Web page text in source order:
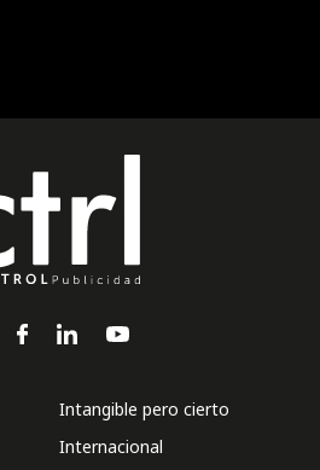
Intangible pero cierto
Internacional